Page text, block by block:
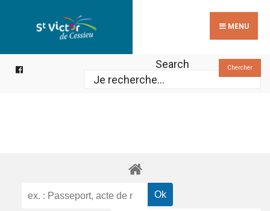
MENU
Search Chercher
for: